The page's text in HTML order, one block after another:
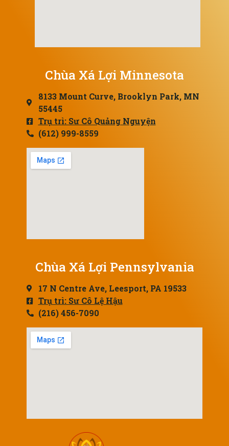
Chùa Xá Lợi Minnesota
8133 Mount Curve, Brooklyn Park, MN
55445
Trụ trì: Sư Cô Quảng Nguyện
(612) 999-8559
Chùa Xá Lợi Pennsylvania
17 N Centre Ave, Leesport, PA 19533
Trụ trì: Sư Cô Lệ Hậu
(216) 456-7090